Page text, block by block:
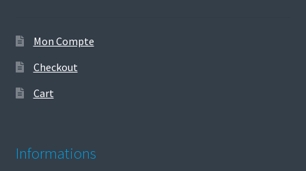
Mon Compte
Checkout
Cart
Informations